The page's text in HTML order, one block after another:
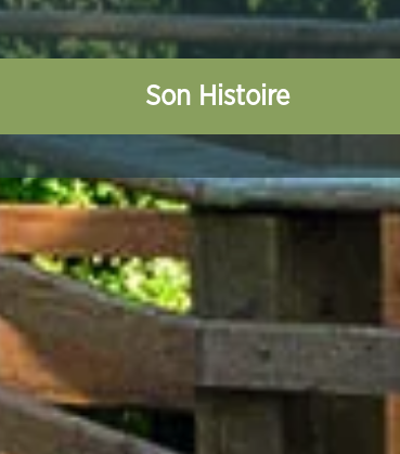
Son Histoire